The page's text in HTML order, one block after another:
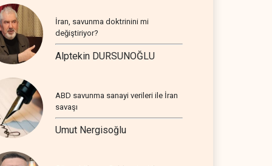
İran, savunma doktrinini mi
değiştiriyor?
Alptekin DURSUNOĞLU
ABD savunma sanayi verileri ile İran
savaşı
Umut Nergisoğlu